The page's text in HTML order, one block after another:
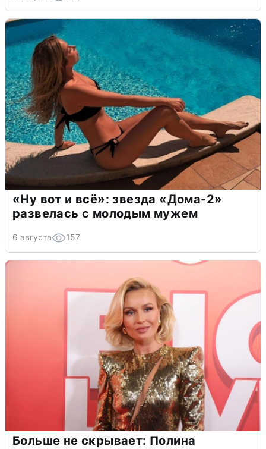
«Ну вот и всё»: звезда «Дома-2»
развелась с молодым мужем
6 августа 157
Больше не скрывает: Полина